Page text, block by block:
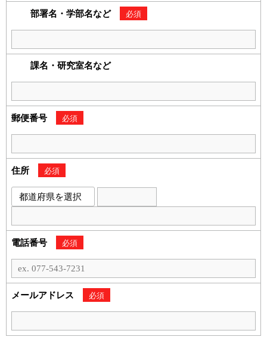
部署名・学部名など 必須
課名・研究室名など
郵便番号 必須
住所 必須
電話番号 必須
メールアドレス 必須